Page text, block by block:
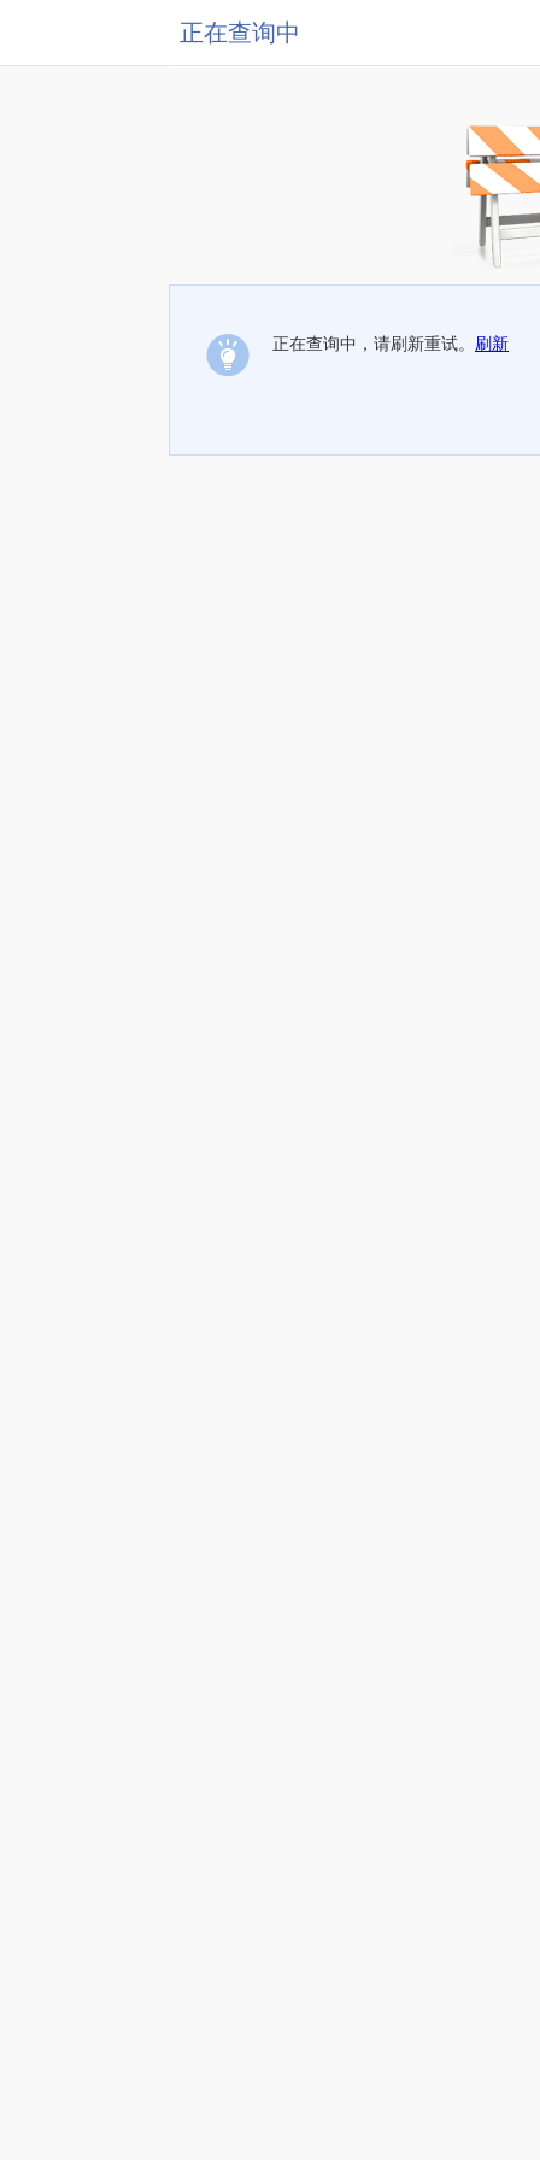
正在查询中
正在查询中，请刷新重试。 刷新